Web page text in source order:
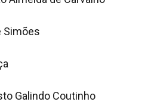
Simões
Galindo Coutinho